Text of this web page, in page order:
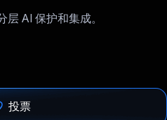
AI 保护和集成。
投票